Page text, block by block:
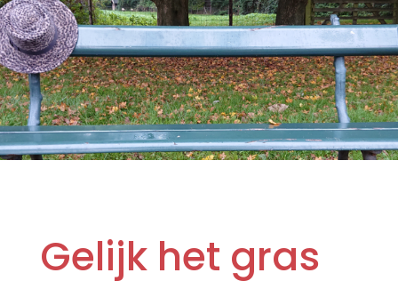
Gelijk het gras